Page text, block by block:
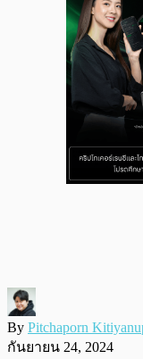
By Pitchaporn
กันยายน 24, 2024